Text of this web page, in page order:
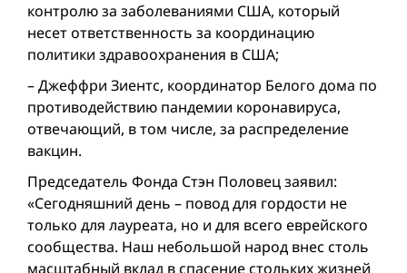
контролю за заболеваниями США, который
несет ответственность за координацию
политики здравоохранения в США;
– Джеффри Зиентс, координатор Белого дома по
противодействию пандемии коронавируса,
отвечающий, в том числе, за распределение
вакцин.
Председатель Фонда Стэн Половец заявил:
«Сегодняшний день – повод для гордости не
только для лауреата, но и для всего еврейского
сообщества. Наш небольшой народ внес столь
масштабный вклад в спасение стольких жизней